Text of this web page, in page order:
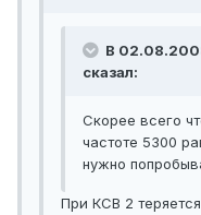
В
сказал:
Скорее всего
частоте 5300
нужно
При КСВ 2